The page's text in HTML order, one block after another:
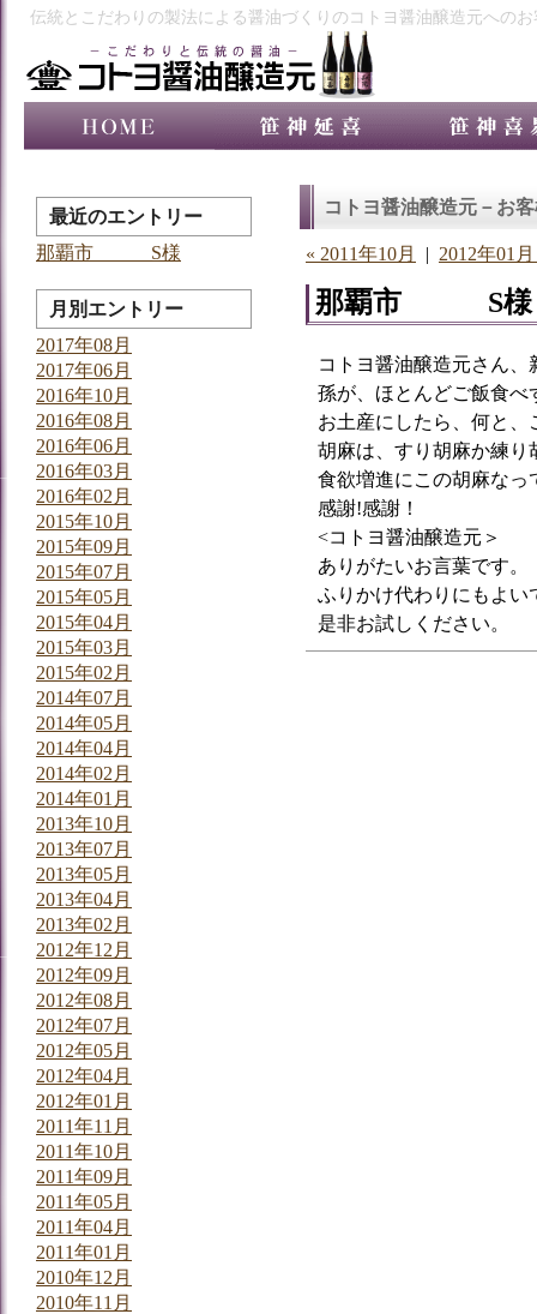
伝統とこだわりの製法による醤油づくりのコトヨ醤油醸造元への
コトヨ醤油醸造元－お
« 2011年10月 | 2012年01
那覇市 S様
コトヨ醤油醸造元さん
孫が、ほとんどご飯食べ
お土産にしたら、何と
胡麻は、すり胡麻か練り
食欲増進にこの胡麻なっ
感謝!感謝！
<コトヨ醤油醸造元＞
ありがたいお言葉です。
ふりかけ代わりにもよい
是非お試しください。
最近のエントリー
那覇市 S様
月別エントリー
2017年08月
2017年06月
2016年10月
2016年08月
2016年06月
2016年03月
2016年02月
2015年10月
2015年09月
2015年07月
2015年05月
2015年04月
2015年03月
2015年02月
2014年07月
2014年05月
2014年04月
2014年02月
2014年01月
2013年10月
2013年07月
2013年05月
2013年04月
2013年02月
2012年12月
2012年09月
2012年08月
2012年07月
2012年05月
2012年04月
2012年01月
2011年11月
2011年10月
2011年09月
2011年05月
2011年04月
2011年01月
2010年12月
2010年11月